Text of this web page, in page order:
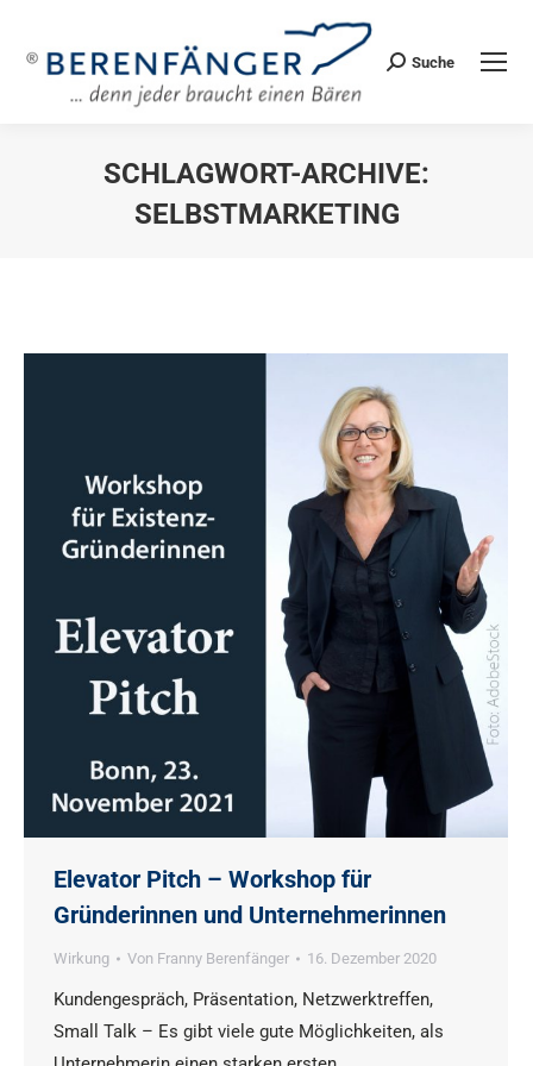
Search:
Suche
SCHLAGWORT-ARCHIVE:
SELBSTMARKETING
Elevator Pitch – Workshop für
Gründerinnen und Unternehmerinnen
Wirkung Von Franny Berenfänger 16. Dezember 2020
Kundengespräch, Präsentation, Netzwerktreffen,
Small Talk – Es gibt viele gute Möglichkeiten, als